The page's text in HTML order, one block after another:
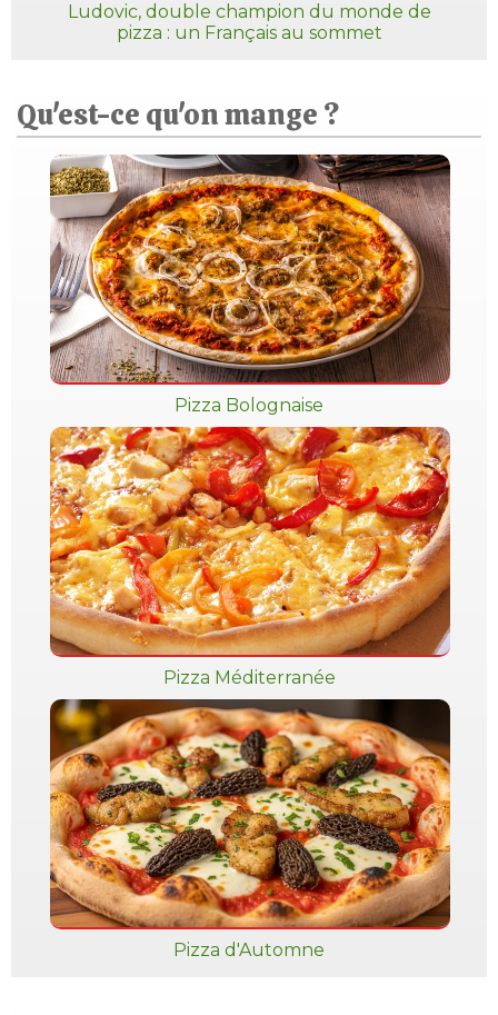
Ludovic, double champion du monde de
pizza : un Français au sommet
Qu'est-ce qu'on mange ?
Pizza Bolognaise
Pizza Méditerranée
Pizza d'Automne